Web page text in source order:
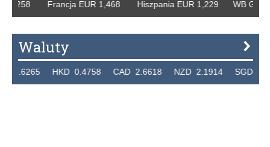
EUR 1,468 Hiszpania EUR 1,229 WB GBP 1,318
Waluty
HKD 0.4758 CAD 2.6618 NZD 2.1914 SGD 2.9123